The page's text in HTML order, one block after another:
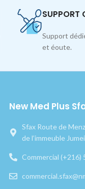
SUPPORT
Support
et éoute.
New Med Plus
Sfax Route de
de l’immeuble
Commercial (+216)